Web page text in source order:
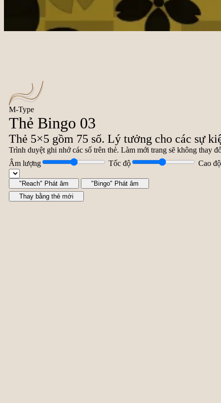
M-Type
Thẻ Bingo 03
Thẻ 5×5 gồm 75 số. Lý tưởng cho các sự
Trình duyệt ghi nhớ các số trên thẻ. Làm mới trang sẽ không thay
Âm lượng
Tốc độ Cao độ
"Reach" Phát âm
"Bingo" Phát âm
Thay bằng thẻ mới